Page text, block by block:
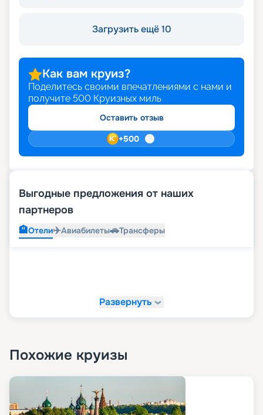
Загрузить ещё 10
Как вам круиз?
Поделитесь своими впечатлениями с нами и
получите 500 Круизных миль
Оставить отзыв
+500
Выгодные предложения от наших
партнеров
🏨Отели✈️Авиабилеты🚗Трансферы
Развернуть
Похожие круизы